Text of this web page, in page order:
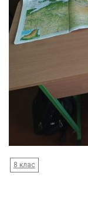
8 клас